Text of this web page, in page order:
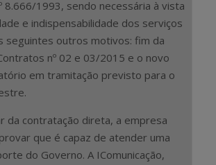
8.666/1993, sendo necessária à vista
e indispensabilidade dos serviços
seguintes outros motivos: fim da
nº 02 e 03/2015 e o novo
em tramitação previsto para o
da contratação direta, a empresa
que é capaz de atender uma
do Governo. A IComunicação,